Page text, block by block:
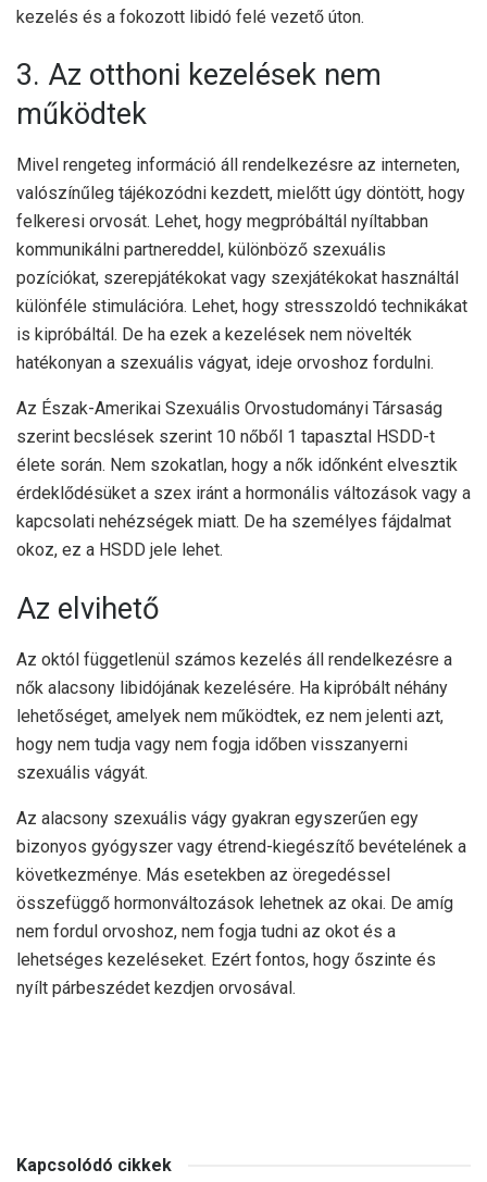
kezelés és a fokozott libidó felé vezető úton.
3. Az otthoni kezelések nem
működtek
Mivel rengeteg információ áll rendelkezésre az interneten,
valószínűleg tájékozódni kezdett, mielőtt úgy döntött, hogy
felkeresi orvosát. Lehet, hogy megpróbáltál nyíltabban
kommunikálni partnereddel, különböző szexuális
pozíciókat, szerepjátékokat vagy szexjátékokat használtál
különféle stimulációra. Lehet, hogy stresszoldó technikákat
is kipróbáltál. De ha ezek a kezelések nem növelték
hatékonyan a szexuális vágyat, ideje orvoshoz fordulni.
Az Észak-Amerikai Szexuális Orvostudományi Társaság
szerint becslések szerint 10 nőből 1 tapasztal HSDD-t
élete során. Nem szokatlan, hogy a nők időnként elvesztik
érdeklődésüket a szex iránt a hormonális változások vagy a
kapcsolati nehézségek miatt. De ha személyes fájdalmat
okoz, ez a HSDD jele lehet.
Az elvihető
Az októl függetlenül számos kezelés áll rendelkezésre a
nők alacsony libidójának kezelésére. Ha kipróbált néhány
lehetőséget, amelyek nem működtek, ez nem jelenti azt,
hogy nem tudja vagy nem fogja időben visszanyerni
szexuális vágyát.
Az alacsony szexuális vágy gyakran egyszerűen egy
bizonyos gyógyszer vagy étrend-kiegészítő bevételének a
következménye. Más esetekben az öregedéssel
összefüggő hormonváltozások lehetnek az okai. De amíg
nem fordul orvoshoz, nem fogja tudni az okot és a
lehetséges kezeléseket. Ezért fontos, hogy őszinte és
nyílt párbeszédet kezdjen orvosával.
Kapcsolódó cikkek